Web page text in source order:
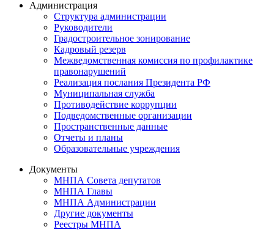
Администрация
Структура администрации
Руководители
Градостроительное зонирование
Кадровый резерв
Межведомственная комиссия по профилактике
правонарушений
Реализация послания Президента РФ
Муниципальная служба
Противодействие коррупции
Подведомственные организации
Пространственные данные
Отчеты и планы
Образовательные учреждения
Документы
МНПА Совета депутатов
МНПА Главы
МНПА Администрации
Другие документы
Реестры МНПА